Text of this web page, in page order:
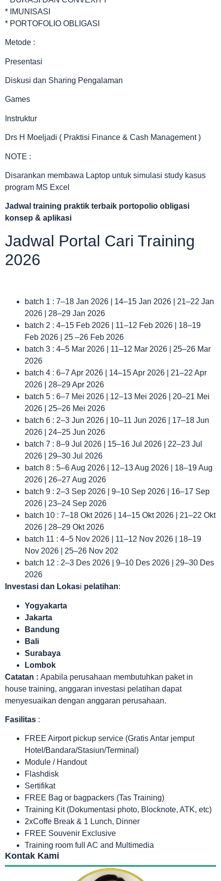
* IMUNISASI
* PORTOFOLIO OBLIGASI
Metode :
Presentasi
Diskusi dan Sharing Pengalaman
Games
Instruktur
Drs H Moeljadi ( Praktisi Finance & Cash Management )
NOTE :
Disarankan membawa Laptop untuk simulasi study kasus
program MS Excel
Jadwal training praktik terbaik portopolio obligasi
konsep & aplikasi
Jadwal Portal Cari Training
2026
batch 1 : 7–18 Jan 2026 | 14–15 Jan 2026 | 21–22 Jan
2026 | 28–29 Jan 2026
batch 2 : 4–15 Feb 2026 | 11–12 Feb 2026 | 18–19
Feb 2026 | 25 –26 Feb 2026
batch 3 : 4–5 Mar 2026 | 11–12 Mar 2026 | 25–26 Mar
2026
batch 4 : 6–7 Apr 2026 | 14–15 Apr 2026 | 21–22 Apr
2026 | 28–29 Apr 2026
batch 5 : 6–7 Mei 2026 | 12–13 Mei 2026 | 20–21 Mei
2026 | 25–26 Mei 2026
batch 6 : 2–3 Jun 2026 | 10–11 Jun 2026 | 17–18 Jun
2026 | 24–25 Jun 2026
batch 7 : 8–9 Jul 2026 | 15–16 Jul 2026 | 22–23 Jul
2026 | 29–30 Jul 2026
batch 8 : 5–6 Aug 2026 | 12–13 Aug 2026 | 18–19 Aug
2026 | 26–27 Aug 2026
batch 9 : 2–3 Sep 2026 | 9–10 Sep 2026 | 16–17 Sep
2026 | 23–24 Sep 2026
batch 10 : 7–18 Okt 2026 | 14–15 Okt 2026 | 21–22 Okt
2026 | 28–29 Okt 2026
batch 11 : 4–5 Nov 2026 | 11–12 Nov 2026 | 18–19
Nov 2026 | 25–26 Nov 202
batch 12 : 2–3 Des 2026 | 9–10 Des 2026 | 29–30 Des
2026
Investasi dan Lokasi pelatihan:
Yogyakarta
Jakarta
Bandung
Bali
Surabaya
Lombok
Catatan : Apabila perusahaan membutuhkan paket in
house training, anggaran investasi pelatihan dapat
menyesuaikan dengan anggaran perusahaan.
Fasilitas :
FREE Airport pickup service (Gratis Antar jemput
Hotel/Bandara/Stasiun/Terminal)
Module / Handout
Flashdisk
Sertifikat
FREE Bag or bagpackers (Tas Training)
Training Kit (Dokumentasi photo, Blocknote, ATK, etc)
2xCoffe Break & 1 Lunch, Dinner
FREE Souvenir Exclusive
Training room full AC and Multimedia
Kontak Kami